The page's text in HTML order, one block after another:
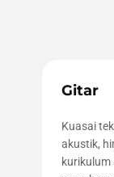
Gitar
Kuasai
akustik,